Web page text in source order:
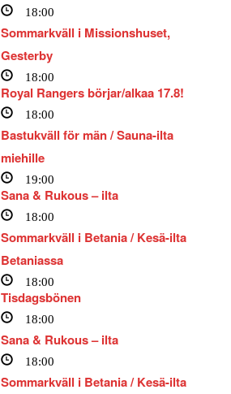
18:00
Sommarkväll i Missionshuset,
Gesterby
18:00
Royal Rangers börjar/alkaa 17.8!
18:00
Bastukväll för män / Sauna-ilta
miehille
19:00
Sana & Rukous – ilta
18:00
Sommarkväll i Betania / Kesä-ilta
Betaniassa
18:00
Tisdagsbönen
18:00
Sana & Rukous – ilta
18:00
Sommarkväll i Betania / Kesä-ilta